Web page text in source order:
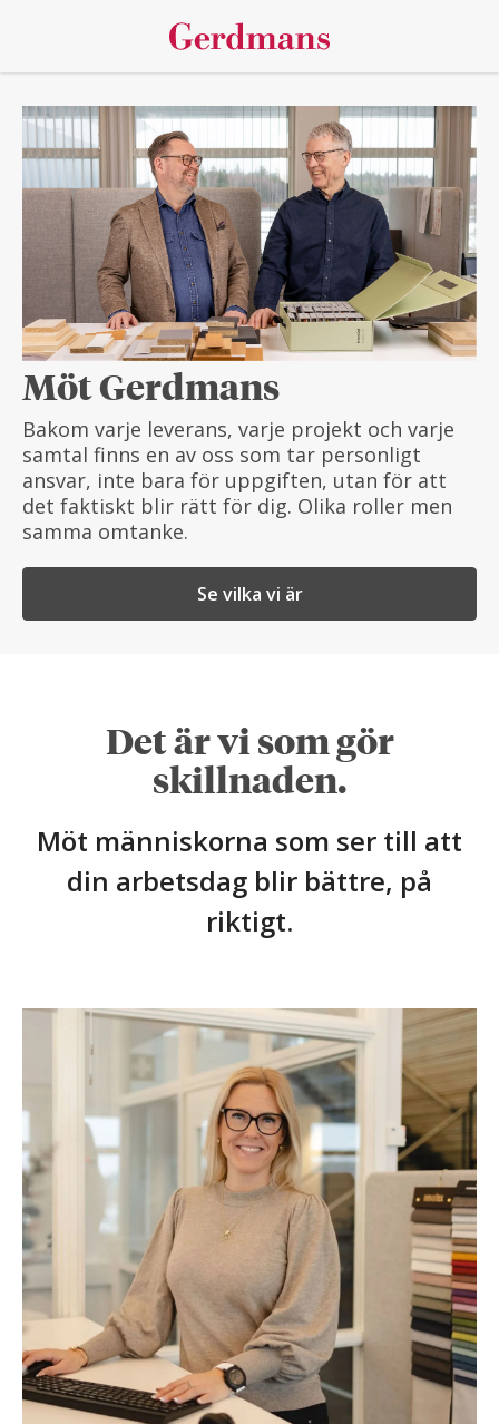
Möt Gerdmans
Bakom varje leverans, varje projekt och varje
samtal finns en av oss som tar personligt
ansvar, inte bara för uppgiften, utan för att
det faktiskt blir rätt för dig. Olika roller men
samma omtanke.
Se vilka vi är
Det är vi som gör
skillnaden.
Möt människorna som ser till att
din arbetsdag blir bättre, på
riktigt.